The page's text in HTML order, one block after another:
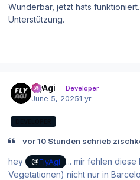
Wunderbar, jetzt hats
Unterstützung.
FlyAgi Developer
June 5, 20251 yr
vor 10 Stunden schrieb
hey @FlyAgi
... mir fehlen
Vegetationen) nicht nur in